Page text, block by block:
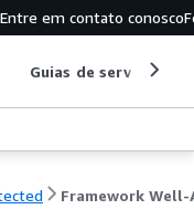
Entre em contato conosco
Guias de serviço